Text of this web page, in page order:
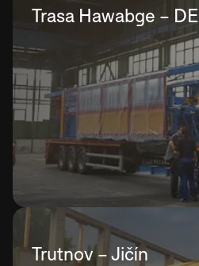
Trasa Hawabge – DE
Trutnov – Jičín